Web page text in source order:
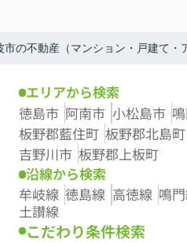
市の不動産（マンション・戸建て・
エリアから検索
徳島市 阿南市 小松島市
板野郡藍住町 板野郡北島町
吉野川市 板野郡上板町
沿線から検索
牟岐線 徳島線 高徳線 鳴
土讃線
こだわり条件検索